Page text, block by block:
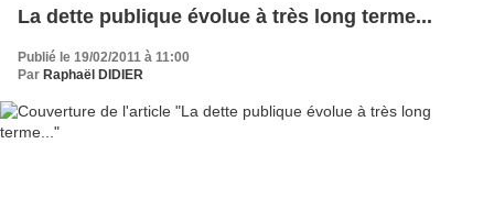
La dette publique évolue à très long terme...
Publié le 19/02/2011 à 11:00
Par Raphaël DIDIER